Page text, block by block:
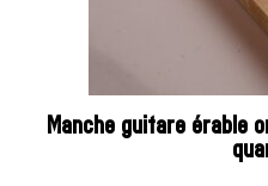
Manche guitare érable